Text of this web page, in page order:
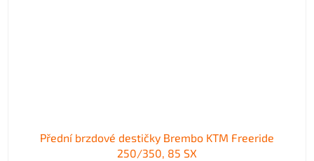
Přední brzdové destičky Brembo KTM Freeride
250/350, 85 SX